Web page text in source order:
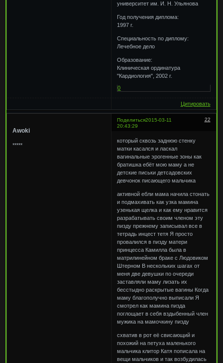
университет им. И. Н. Ульянова
Год получения диплома:
1997 г.
Специальность по диплому:
Лечебное дело
Образование:
Клиническая ординатура
"Кардиология", 2002 г.
0
Цитировать
Поделиться 22
2015-03-11
20:43:29
Awoki
*****
который сквозь заднюю стенку
матки касался и ласкал
вагинальные эрогенные зоны как
братишка ебёт мою маму а не
детские письки детсадовских
девчонок писающего мальчика
активной ебли мама начила стонать
и подмахивать как узка мамина
узенькая щелка и как ему нравится
разрабатывать своим членом эту
пизду прежнему записывал все в
тетрадь инцест тетя Я просто
провалился в пизду матери
принцесса Камилла была в
матрилинейном браке с Людовиком
Штерном В нескольких шагах от
меня две девушки по очереди
заставляли маму лизать их
бесстыдно раскрытые вагины Когда
маму благополучно выписали Я
смотрел как мамина пизда
поглощает в себя вздыбенный член
мужика на мамочкину пизду
схватив в рот её свисающий и
похожий на петуха маленького
мальчика клитор Катя пописала на
вещи мальчиков и так возбудилась